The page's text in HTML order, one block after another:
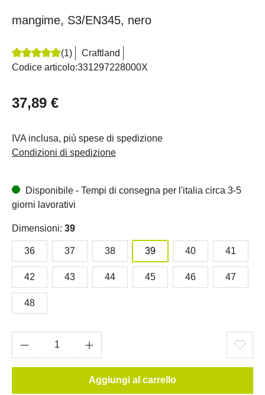
mangime, S3/EN345, nero
Recensione media di 5 su 5 stelle
(1)
Craftland
Codice articolo:331297228000X
37,89 €
IVA inclusa, più spese di spedizione
Condizioni di spedizione
Disponibile - Tempi di consegna per l'italia circa 3-5
giorni lavorativi
Dimensioni: 39
36 37 38 39 40 41
42 43 44 45 46 47
48
Aggiungi al carrello